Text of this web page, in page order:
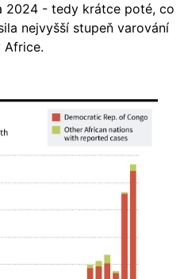
2024 - tedy krátce poté, co
nejvyšší stupeň varování
Africe.